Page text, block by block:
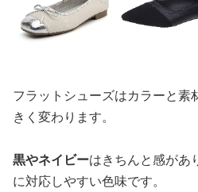
フラットシューズはカラーと素
きく変わります。
黒やネイビーはきちんと感があ
に対応しやすい色味です。